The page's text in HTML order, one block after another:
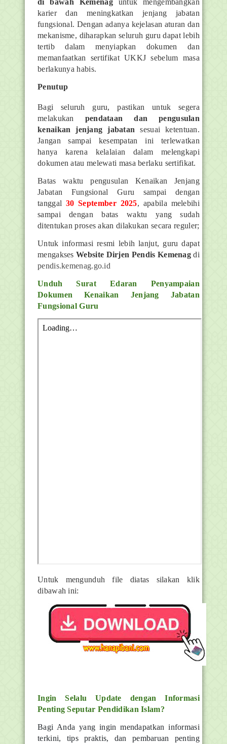
karier dan meningkatkan jenjang jabatan
fungsional. Dengan adanya kejelasan aturan dan
mekanisme, diharapkan seluruh guru dapat lebih
tertib dalam menyiapkan dokumen dan
memanfaatkan sertifikat UKKJ sebelum masa
berlakunya habis.
Penutup
Bagi seluruh guru, pastikan untuk segera
melakukan pendataan dan pengusulan
kenaikan jenjang jabatan sesuai ketentuan.
Jangan sampai kesempatan ini terlewatkan
hanya karena kelalaian dalam melengkapi
dokumen atau melewati masa berlaku sertifikat.
Batas waktu pengusulan Kenaikan Jenjang
Jabatan Fungsional Guru sampai dengan
tanggal 30 September 2025, apabila melebihi
sampai dengan batas waktu yang sudah
ditentukanproses akan dilakukan secara reguler;
Untuk informasi resmi lebih lanjut, guru dapat
mengaksesWebsite Dirjen Pendis Kemenag di
pendis.kemenag.go.id
Unduh Surat Edaran Penyampaian
Dokumen Kenaikan Jenjang Jabatan
Fungsional Guru
Untuk mengunduh file diatas silakan klik
dibawah ini:
Ingin Selalu Update dengan Informasi
Penting Seputar Pendidikan Islam?
Bagi Anda yang ingin mendapatkan informasi
terkini, tips praktis, dan pembaruan penting